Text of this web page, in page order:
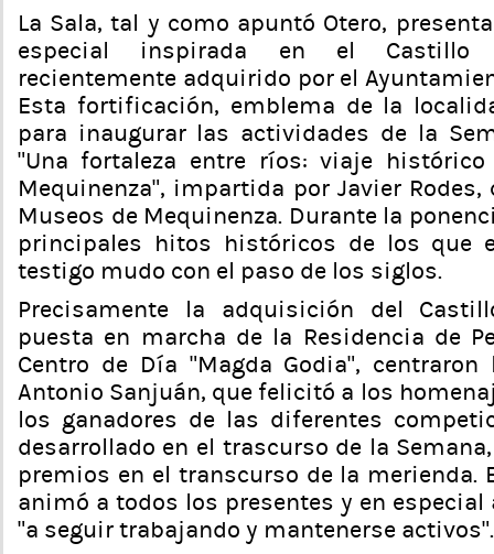
La Sala, tal y como apuntó Otero,
especial inspirada en el Castillo
recientemente adquirido por el
Esta fortificación, emblema de la
para inaugurar las actividades de la
“Una fortaleza entre ríos: viaje
Mequinenza”, impartida por Javier
Museos de Mequinenza. Durante la
principales hitos históricos de los que
testigo mudo con el paso de los siglos.
Precisamente la adquisición del
puesta en marcha de la Residencia de
Centro de Día “Magda Godia”,
Antonio Sanjuán, que felicitó a los
los ganadores de las diferentes
desarrollado en el trascurso de la
premios en el transcurso de la merienda.
animó a todos los presentes y en
“a seguir trabajando y mantenerse activos”.